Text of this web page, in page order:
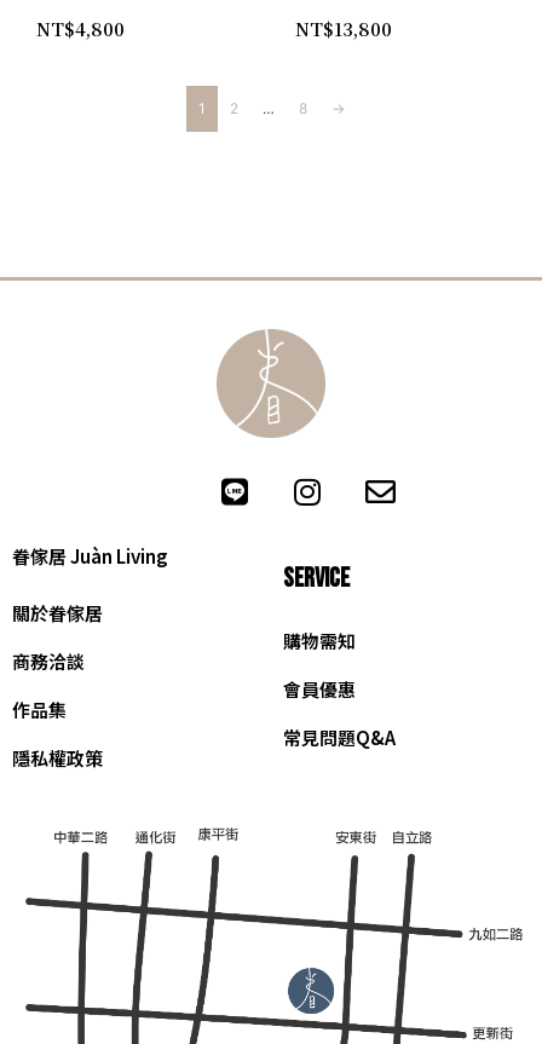
NT$4,800
NT$13,800
1 2 … 8 →
眷傢居 Juàn Living
關於眷傢居
商務洽談
作品集
隱私權政策
SERVICE
購物需知
會員優惠
常見問題Q&A